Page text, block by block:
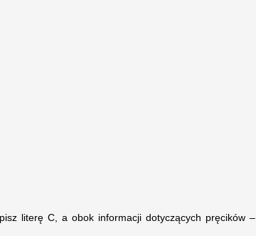
literę C, a obok informacji dotyczących pręcików –